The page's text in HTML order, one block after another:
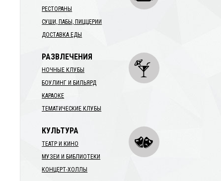
РЕСТОРАНЫ
СУШИ, ПАБЫ, ПИЦЦЕРИИ
ДОСТАВКА ЕДЫ
РАЗВЛЕЧЕНИЯ
НОЧНЫЕ КЛУБЫ
БОУЛИНГ И БИЛЬЯРД
КАРАОКЕ
ТЕМАТИЧЕСКИЕ КЛУБЫ
КУЛЬТУРА
ТЕАТР И КИНО
МУЗЕИ И БИБЛИОТЕКИ
КОНЦЕРТ-ХОЛЛЫ